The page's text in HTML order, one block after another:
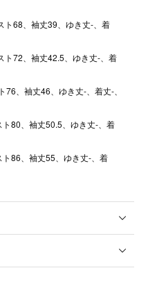
ト68、袖丈39、ゆき丈-、着
ト72、袖丈42.5、ゆき丈-、着
、袖丈46、ゆき丈-、着丈-、
80、袖丈50.5、ゆき丈-、着
86、袖丈55、ゆき丈-、着